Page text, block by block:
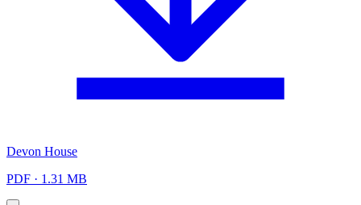
Devon House
PDF · 1.31 MB